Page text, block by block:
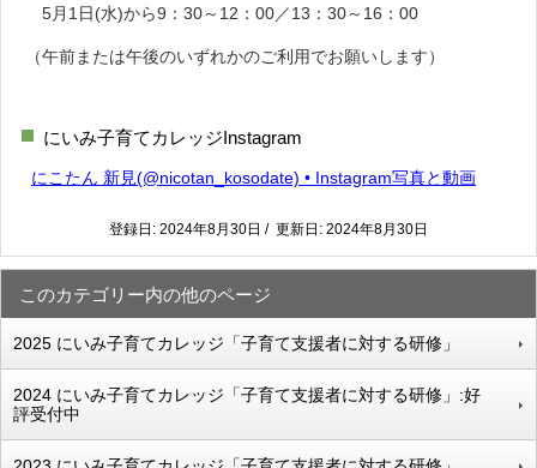
5月1日(水)から9：30～12：00／13：30～16：00
（午前または午後のいずれかのご利用でお願いします）
にいみ子育てカレッジInstagram
にこたん 新見(@nicotan_kosodate) • Instagram写真と動画
登録日: 2024年8月30日 / 更新日: 2024年8月30日
このカテゴリー内の他のページ
2025 にいみ子育てカレッジ「子育て支援者に対する研修」
2024 にいみ子育てカレッジ「子育て支援者に対する研修」:好
評受付中